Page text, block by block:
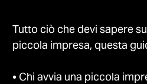
Tutto ciò che devi sapere
piccola impresa, questa
• Chi avvia una piccola